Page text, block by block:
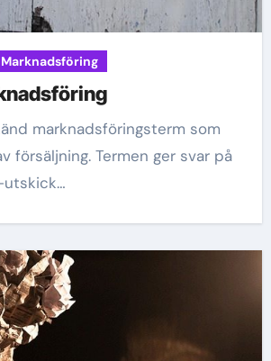
Marknadsföring
försäljning. Termen ger svar på
utskick…